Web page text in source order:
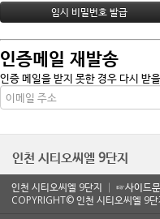
인증메일 재발송
인증 메일을 받지 못한 경우 다시 받
인천 시티오씨엘 9단지
인천 시티오씨엘 9단지 │ ☞사이드
COPYRIGHT© 인천 시티오씨엘 9단